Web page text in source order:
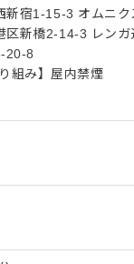
新宿1-15-3 オムニク
区新橋2-14-3 レンガ
20-8
組み】屋内禁煙